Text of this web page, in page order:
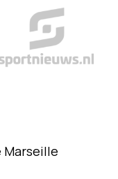
Marseille